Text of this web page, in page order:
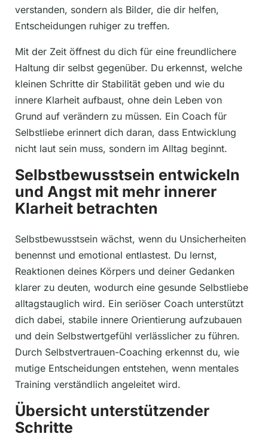
verstanden, sondern als Bilder, die dir helfen,
Entscheidungen ruhiger zu treffen.
Mit der Zeit öffnest du dich für eine freundlichere
Haltung dir selbst gegenüber. Du erkennst, welche
kleinen Schritte dir Stabilität geben und wie du
innere Klarheit aufbaust, ohne dein Leben von
Grund auf verändern zu müssen. Ein Coach für
Selbstliebe erinnert dich daran, dass Entwicklung
nicht laut sein muss, sondern im Alltag beginnt.
Selbstbewusstsein entwickeln
und Angst mit mehr innerer
Klarheit betrachten
Selbstbewusstsein wächst, wenn du Unsicherheiten
benennst und emotional entlastest. Du lernst,
Reaktionen deines Körpers und deiner Gedanken
klarer zu deuten, wodurch eine gesunde Selbstliebe
alltagstauglich wird. Ein seriöser Coach unterstützt
dich dabei, stabile innere Orientierung aufzubauen
und dein Selbstwertgefühl verlässlicher zu führen.
Durch Selbstvertrauen-Coaching erkennst du, wie
mutige Entscheidungen entstehen, wenn mentales
Training verständlich angeleitet wird.
Übersicht unterstützender
Schritte